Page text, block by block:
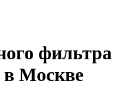
фильтра
Москве